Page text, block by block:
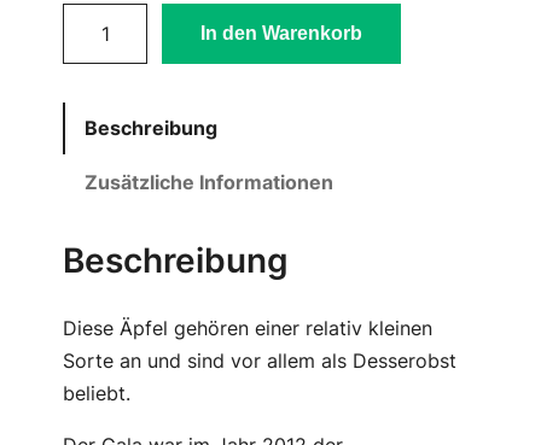
l
a
e
n
g
In den Warenkorb
Beschreibung
Zusätzliche Informationen
Beschreibung
Diese Äpfel gehören einer relativ kleinen
Sorte an und sind vor allem als Desserobst
beliebt.